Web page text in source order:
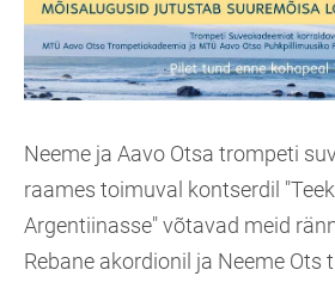
Neeme ja Aavo Otsa trompeti
raames toimuval kontserdil
Argentiinasse" võtavad meid
Rebane akordionil ja Neeme Ots